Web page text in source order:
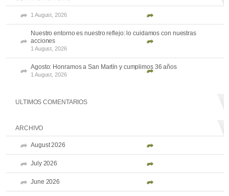
1 August, 2026
Nuestro entorno es nuestro reflejo: lo cuidamos con nuestras
acciones
1 August, 2026
Agosto: Honramos a San Martín y cumplimos 36 años
1 August, 2026
ULTIMOS COMENTARIOS
ARCHIVO
August 2026
July 2026
June 2026